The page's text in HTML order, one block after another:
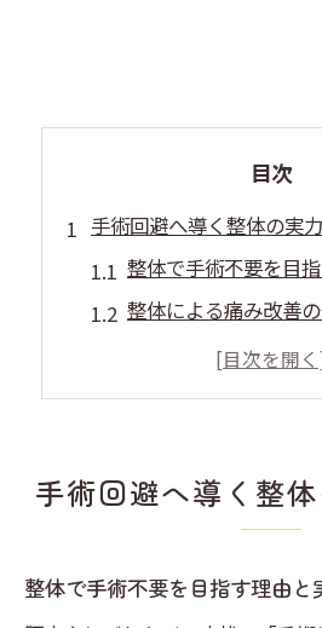
目次
手術回避へ導く整体の実
整体で手術不要を目
整体による痛み改善
埼玉県で整体が注目
整体で根本改善を選
自然治癒力を高める整体
整体が自然治癒力を
整体施術後の再発予
手術回避へ導く整
整体で手術不要を目指す理由と